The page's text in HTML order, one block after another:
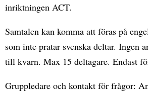
inriktningen ACT.
Samtalen kan komma att föras på
som inte pratar svenska deltar. Ingen
till kvarn. Max 15 deltagare. Endast
Gruppledare och kontakt för frågor: